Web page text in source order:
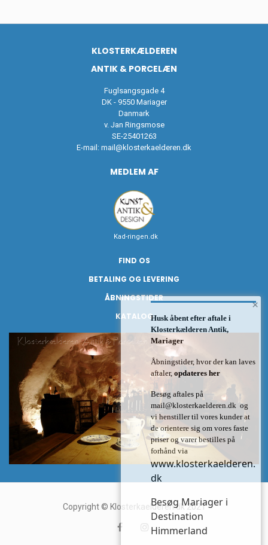
KLOSTERKÆLDEREN
ANTIK & PORCELÆN
Fuglsangsgade 4
DK - 9550 Mariager
Danmark
v. Jan Ringsmose
SE-25401263
E-mail: mail@klosterkaelderen.dk
MEDLEM AF
Kad-ringen.dk
FIND OS
BETALING OG LEVERING
ÅBNINGSTIDER
KATALOG
Copyright © Klosterkaelderen.dk 2021
×
Husk åbent efter aftale i
Klosterkælderen Antik,
Mariager
Åbningstider, hvor der kan laves
aftaler, opdateres her
Besøg aftales på
mail@klosterkaelderen.dk og
vi henstiller til vores kunder at
de orientere sig om vores faste
priser og varer bestilles på
forhånd via
www.klosterkaelderen.
dk
Besøg Mariager i
Destination
Himmerland